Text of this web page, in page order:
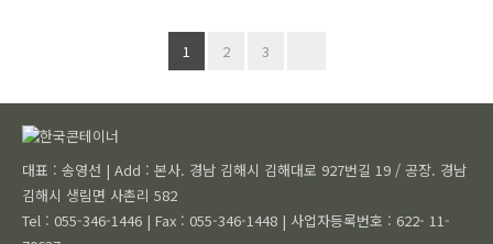
1 2 3
대표 : 송영선 | Add : 본사. 경남 김해시 김해대로 927번길 19 / 공장. 경남
김해시 생림면 사촌리 582
Tel : 055-346-1446 | Fax : 055-346-1448 | 사업자등록번호 : 622- 11-